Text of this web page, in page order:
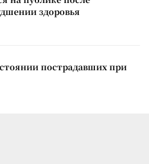
здоровья
пострадавших при